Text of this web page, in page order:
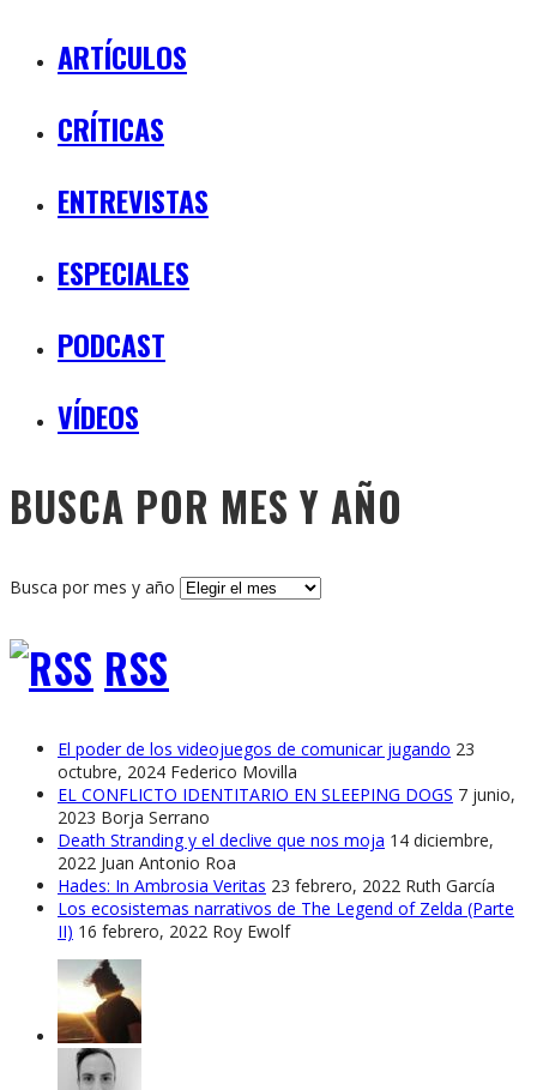
ARTÍCULOS
CRÍTICAS
ENTREVISTAS
ESPECIALES
PODCAST
VÍDEOS
BUSCA POR MES Y AÑO
Busca por mes y año
RSS
El poder de los videojuegos de comunicar jugando 23
octubre, 2024 Federico Movilla
EL CONFLICTO IDENTITARIO EN SLEEPING DOGS 7 junio,
2023 Borja Serrano
Death Stranding y el declive que nos moja 14 diciembre,
2022 Juan Antonio Roa
Hades: In Ambrosia Veritas 23 febrero, 2022 Ruth García
Los ecosistemas narrativos de The Legend of Zelda (Parte
II) 16 febrero, 2022 Roy Ewolf